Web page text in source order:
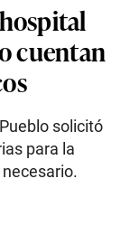
cuentan
solicitó
para la